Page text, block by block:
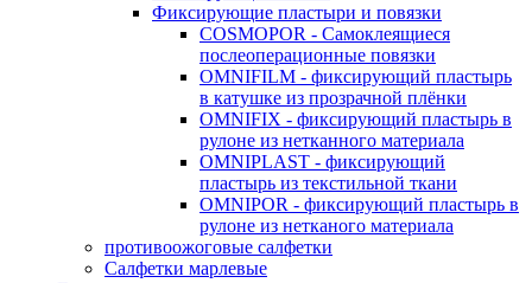
Фиксирующие пластыри и повязки
COSMOPOR - Самоклеящиеся
послеоперационные повязки
OMNIFILM - фиксирующий пластырь
в катушке из прозрачной плёнки
OMNIFIX - фиксирующий пластырь в
рулоне из нетканного материала
OMNIPLAST - фиксирующий
пластырь из текстильной ткани
OMNIPOR - фиксирующий пластырь в
рулоне из нетканого материала
противоожоговые салфетки
Салфетки марлевые